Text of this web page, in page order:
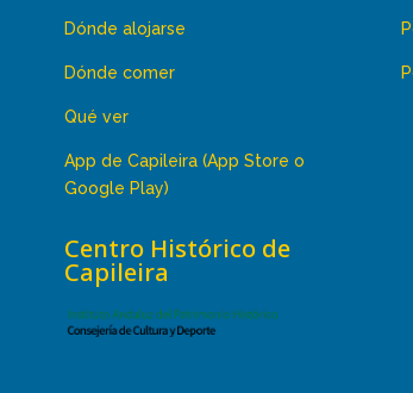
Dónde alojarse
Dónde comer
Qué ver
App de Capileira (App Store o
Google Play)
Centro Histórico de
Capileira